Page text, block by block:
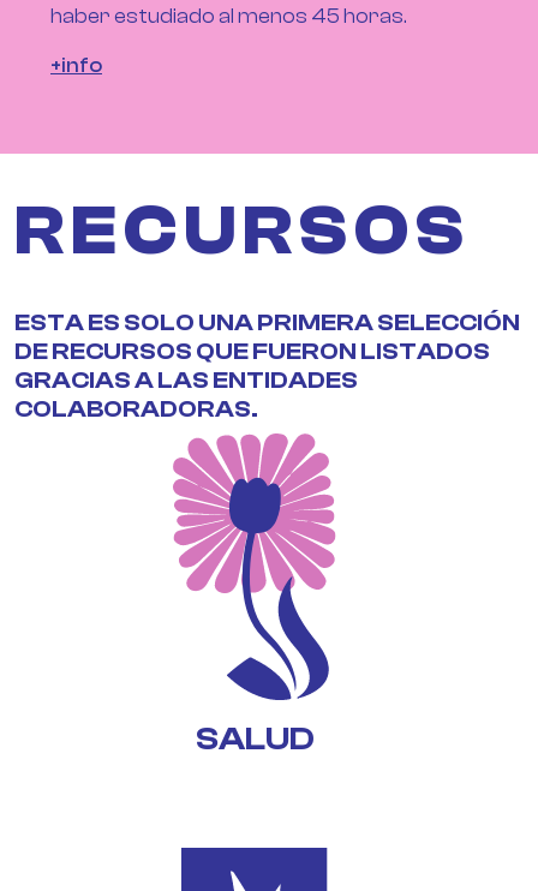
haber estudiado al menos 45 horas.
+info
RECURSOS
ESTA ES SOLO UNA PRIMERA SELECCIÓN
DE RECURSOS QUE FUERON LISTADOS
GRACIAS A LAS ENTIDADES
COLABORADORAS.
SALUD